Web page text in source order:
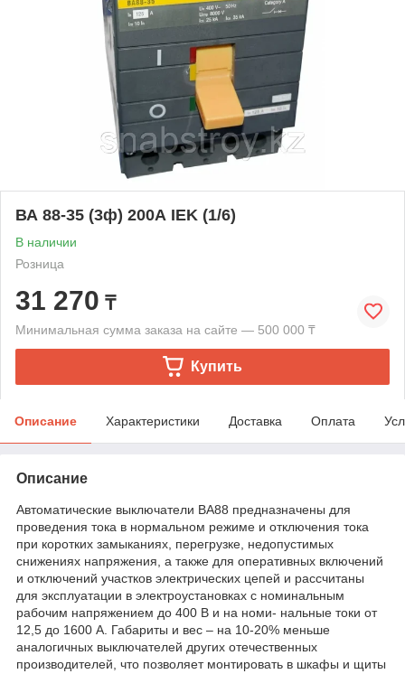
ВА 88-35 (3ф) 200А IEK (1/6)
В наличии
Розница
31 270 ₸
Минимальная сумма заказа на сайте — 500 000 ₸
Купить
Описание Характеристики Доставка Оплата
Описание
Автоматические выключатели ВА88 предназначены для
проведения тока в нормальном режиме и отключения тока
при коротких замыканиях, перегрузке, недопустимых
снижениях напряжения, а также для оперативных включений
и отключений участков электрических цепей и рассчитаны
для эксплуатации в электроустановках с номинальным
рабочим напряжением до 400 В и на номи- нальные токи от
12,5 до 1600 А. Габариты и вес – на 10-20% меньше
аналогичных выключателей других отечественных
производителей, что позволяет монтировать в шкафы и щиты